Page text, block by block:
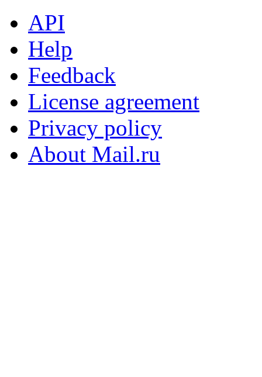
API
Help
Feedback
License agreement
Privacy policy
About Mail.ru